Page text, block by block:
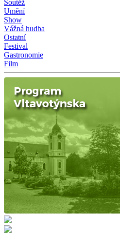
Soutěž
Umění
Show
Vážná hudba
Ostatní
Festival
Gastronomie
Film